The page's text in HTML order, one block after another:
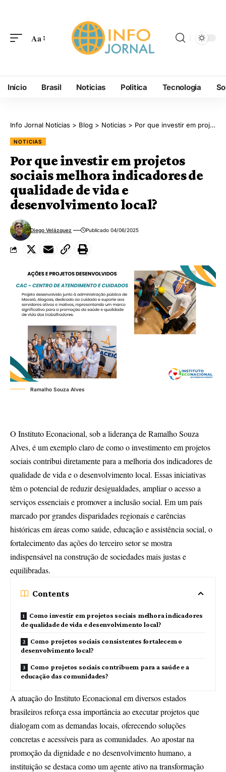
Aa
Início Brasil Noticias Politica Tecnologia
Info Jornal Notícias > Blog > Noticias > Por que investir em projetos sociais melhora indicadores de qualidade de vida e desenvolvimento local?
NOTICIAS
Por que investir em projetos
sociais melhora indicadores de
qualidade de vida e
desenvolvimento local?
Diego Velázquez Publicado 04/06/2025
Ramalho Souza Alves
O Instituto Econacional, sob a liderança de Ramalho Souza
Alves, é um exemplo claro de como o investimento em projetos
sociais contribui diretamente para a melhoria dos indicadores de
qualidade de vida e o desenvolvimento local. Essas iniciativas
têm o potencial de reduzir desigualdades, ampliar o acesso a
serviços essenciais e promover a inclusão social. Em um país
marcado por grandes disparidades regionais e carências
históricas em áreas como saúde, educação e assistência social, o
fortalecimento das ações do terceiro setor se mostra
indispensável na construção de sociedades mais justas e
equilibradas.
Contents
Como investir em projetos sociais melhora indicadores
de qualidade de vida e desenvolvimento local?
Como projetos sociais consistentes fortalecem o
desenvolvimento local?
Como projetos sociais contribuem para a saúde e a
educação das comunidades?
A atuação do Instituto Econacional em diversos estados
brasileiros reforça essa importância ao executar projetos que
dialogam com as demandas locais, oferecendo soluções
concretas e acessíveis para as comunidades. Ao apostar na
promoção da dignidade e no desenvolvimento humano, a
instituição se destaca como um agente ativo na transformação